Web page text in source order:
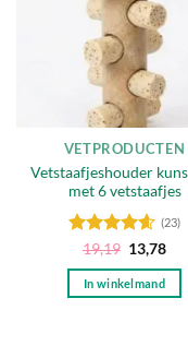
VETPRODUCTEN
Vetstaafjeshouder
met 6 vetstaafjes
Gewaardeerd
4.57uit 5
(23)
19,19
prijs
was:
19,19.
13,78
is:
In winkelmand